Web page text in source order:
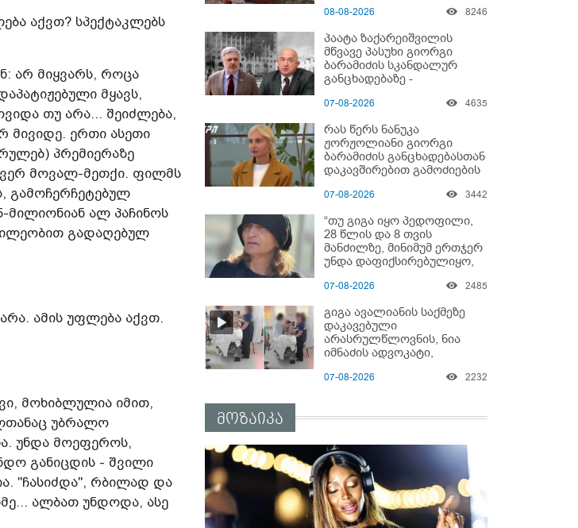
აქვთ? სპექტაკლებს
არ მიყვარს, როცა
მყავს,
თუ არა... შეიძლება,
მივიდე. ერთი ასეთი
პრემიერაზე
ვერ მოვალ-მეთქი. ფილმს
გამოჩერჩეტებულ
მილიონიან ალ პაჩინოს
გადაღებულ
ამის უფლება აქვთ.
მოხიბლულია იმით,
უბრალო
უნდა მოეფეროს,
განიცდის - შვილი
"ჩასიძდა", რბილად და
ალბათ უნდოდა, ასე
08-08-2026 8246
პაატა ზაქარეიშვილის
მწვავე პასუხი გიორგი
ბარამიძის სკანდალურ
განცხადებაზე -
ვიცი... კამანში მოკლული
გადმოვასვენე... ბარამიძე
კი ტყუის"
07-08-2026 4635
რას წერს ნანუკა
ჟორჟოლიანი გიორგი
ბარამიძის განცხადებასთან
დაკავშირებით გამოძიების
07-08-2026 3442
“თუ გიგა იყო პედოფილი,
28 წლის და 8 თვის
მანძილზე, მინიმუმ ერთჯერ
უნდა დაფიქსირებულიყო,
ამზადებდა მოსწავლეებს! -
ვისაც გიგა სექსუალურად
ავიწროებდა” - ეკა კუპატაძე
07-08-2026 2485
გიგა ავალიანის საქმეზე
დაკავებული
არასრულწლოვნის, ნია
იმნაძის ადვოკატი,
გადაღებულ კადრებს
07-08-2026 2232
მოზაიკა